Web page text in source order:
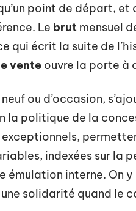
point de départ,
Le brut mensuel
qui écrit la suite de
vente ouvre la porte à
ou d’occasion,
la politique de la
exceptionnels,
indexées sur la
émulation interne. On
solidarité quand le